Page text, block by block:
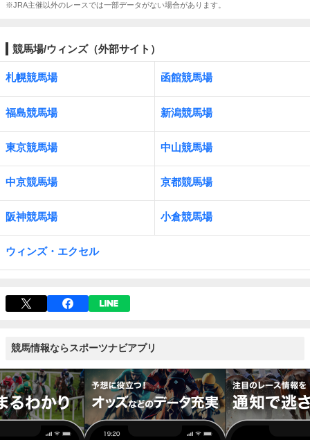
※JRA主催以外のレースでは一部データがない場合があります。
競馬場/ウィンズ（外部サイト）
札幌競馬場 函館競馬場
福島競馬場 新潟競馬場
東京競馬場 中山競馬場
中京競馬場 京都競馬場
阪神競馬場 小倉競馬場
ウィンズ・エクセル
競馬情報ならスポーツナビアプリ